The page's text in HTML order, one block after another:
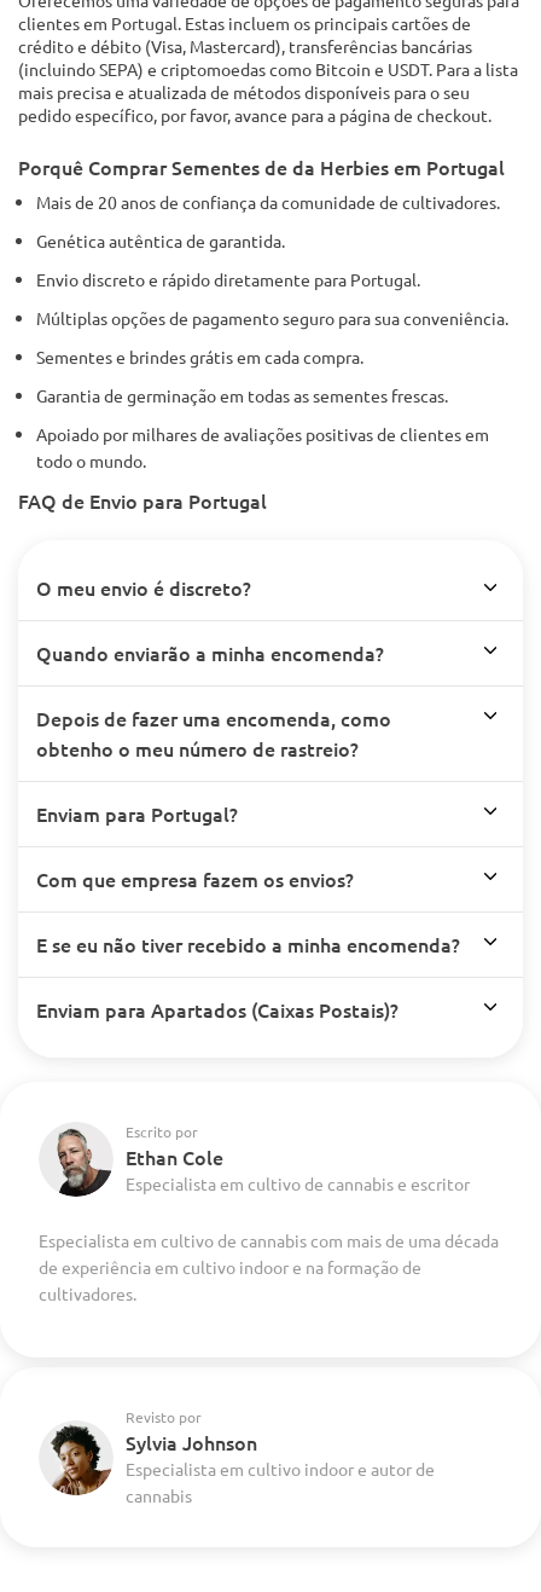
clientes em Portugal. Estas incluem os principais cartões de
crédito e débito (Visa, Mastercard), transferências bancárias
(incluindo SEPA) e criptomoedas como Bitcoin e USDT. Para a lista
mais precisa e atualizada de métodos disponíveis para o seu
pedido específico, por favor, avance para a página de checkout.
Porquê Comprar Sementes de da Herbies em Portugal
Mais de 20 anos de confiança da comunidade de cultivadores.
Genética autêntica de garantida.
Envio discreto e rápido diretamente para Portugal.
Múltiplas opções de pagamento seguro para sua conveniência.
Sementes e brindes grátis em cada compra.
Garantia de germinação em todas as sementes frescas.
Apoiado por milhares de avaliações positivas de clientes em
todo o mundo.
FAQ de Envio para Portugal
O meu envio é discreto?
Quando enviarão a minha encomenda?
Depois de fazer uma encomenda, como
obtenho o meu número de rastreio?
Enviam para Portugal?
Com que empresa fazem os envios?
E se eu não tiver recebido a minha encomenda?
Enviam para Apartados (Caixas Postais)?
Escrito por
Ethan Cole
Especialista em cultivo de cannabis e escritor
Especialista em cultivo de cannabis com mais de uma década
de experiência em cultivo indoor e na formação de
cultivadores.
Revisto por
Sylvia Johnson
Especialista em cultivo indoor e autor de
cannabis